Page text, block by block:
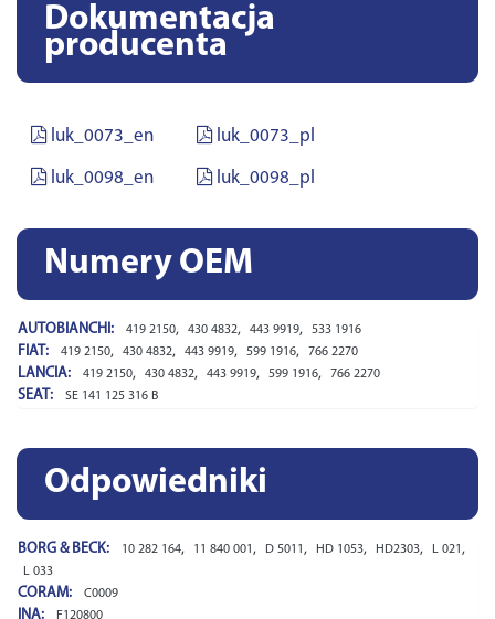
Dokumentacja
producenta
luk_0073_en luk_0073_pl
luk_0098_en luk_0098_pl
Numery OEM
AUTOBIANCHI: 419 2150, 430 4832, 443 9919, 533 1916
FIAT: 419 2150, 430 4832, 443 9919, 599 1916, 766 2270
LANCIA: 419 2150, 430 4832, 443 9919, 599 1916, 766 2270
SEAT: SE 141 125 316 B
Odpowiedniki
BORG & BECK: 10 282 164, 11 840 001 , D 5011 , HD 1053, HD2303, L 021 ,
L 033
CORAM: C0009
INA: F120800